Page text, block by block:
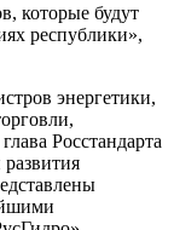
которые будут
республики»,
энергетики,
Росстандарта